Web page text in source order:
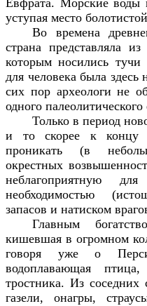
уступая место
Во времена
страна представляла
которым носились
для человека была
сих пор археологи не
одного палеолитического
Только в период
и то скорее к концу
проникать (в
окрестных
неблагоприятную
необходимостью
запасов и натиском
Главным
кишевшая в огромном
говоря уже о
водоплавающая
тростника. Из соседних
газели, онагры,